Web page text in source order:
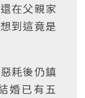
在父親家
到這竟是
耗後仍鎮
婚已有五